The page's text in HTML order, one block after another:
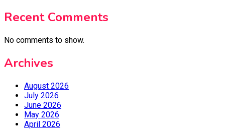
Recent Comments
No comments to show.
Archives
August 2026
July 2026
June 2026
May 2026
April 2026